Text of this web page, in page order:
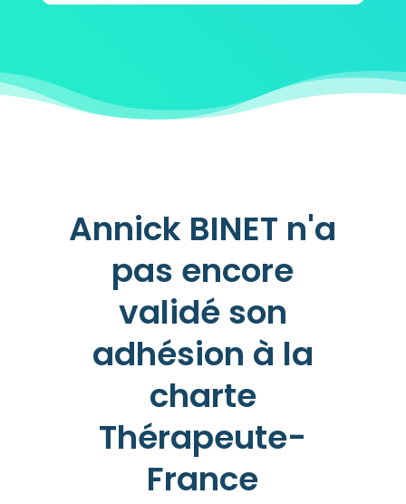
Annick BINET n'a
pas encore
validé son
adhésion à la
charte
Thérapeute-
France